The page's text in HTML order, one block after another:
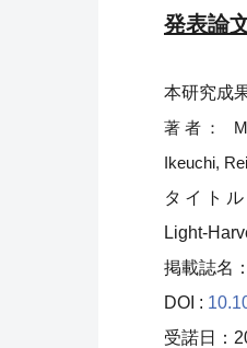
発表論
本研究成
著者：
Ikeuchi,
タイトル
Light-
掲載誌名
DOI :
受諾日：